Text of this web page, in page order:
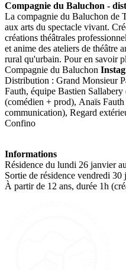
Compagnie du Baluchon -
La compagnie du Baluchon de
aux arts du spectacle vivant.
créations théâtrales
et anime des ateliers de théâtre
rural qu'urbain. Pour en savoir
Compagnie du Baluchon
Distribution : Grand Monsieur
Fauth, équipe Bastien
(comédien + prod), Anaïs
communication), Regard
Confino
Informations
Résidence du lundi 26 janvier
Sortie de résidence vendredi 30
À partir de 12 ans, durée 1h